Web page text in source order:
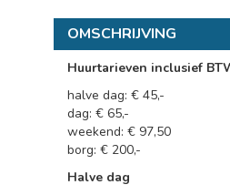
OMSCHRIJVING
Huurtarieven inclusief
halve dag: € 45,-
dag: € 65,-
weekend: € 97,50
borg: € 200,-
Halve dag